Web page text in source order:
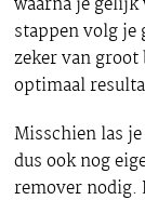
stappen volg je
zeker van groot
optimaal
Misschien las
dus ook nog
remover nodig.